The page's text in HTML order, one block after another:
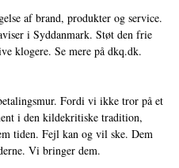
af brand, produkter og service.
i Syddanmark. Støt den frie
klogere. Se mere på dkq.dk.
Fordi vi ikke tror på et
i den kildekritiske tradition,
tiden. Fejl kan og vil ske. Dem
Vi bringer dem.